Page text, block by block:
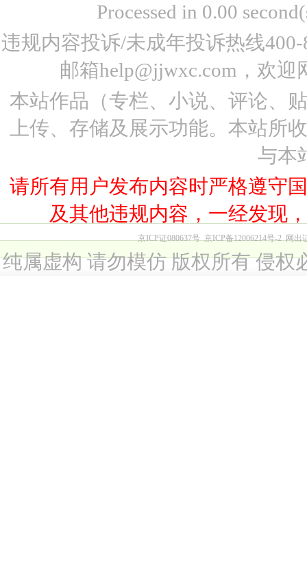
Processed in 0.00
违规内容投诉/未成年投诉热线
邮箱help@jjwxc.com，欢
本站作品（专栏、小说、评论、
上传、存储及展示功能。本站所
与本
请所有用户发布内容时严格遵守
及其他违规内容，一经发现
京ICP证080637号 京ICP备12006214号-2 网出
纯属虚构 请勿模仿 版权所有 侵权